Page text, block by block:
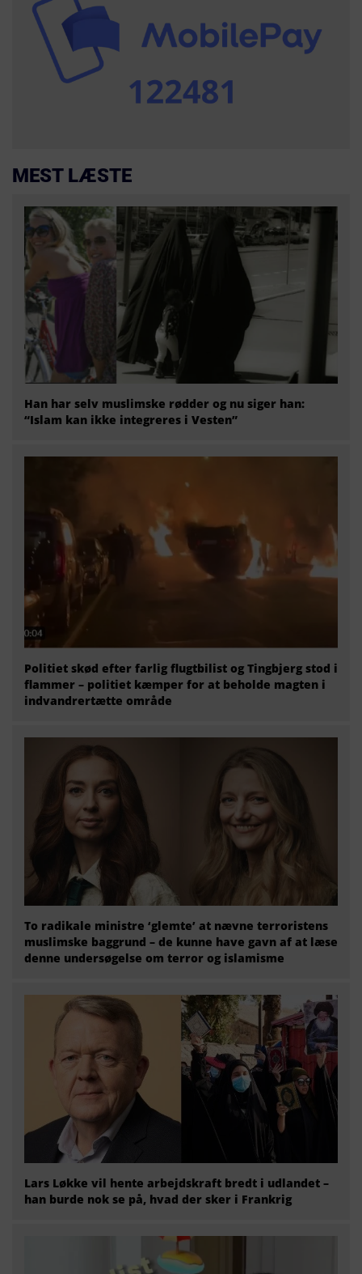
MEST LÆSTE
Han har selv muslimske rødder og nu siger han:
“Islam kan ikke integreres i Vesten”
Politiet skød efter farlig flugtbilist og Tingbjerg stod i
flammer – politiet kæmper for at beholde magten i
indvandrertætte område
To radikale ministre ‘glemte’ at nævne terroristens
muslimske baggrund – de kunne have gavn af at læse
denne undersøgelse om terror og islamisme
Lars Løkke vil hente arbejdskraft bredt i udlandet –
han burde nok se på, hvad der sker i Frankrig